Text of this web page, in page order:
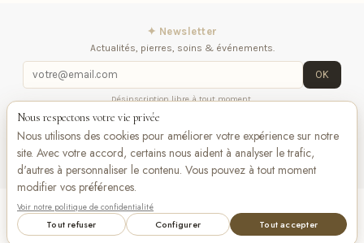
Add to cart
✦ Newsletter
Actualités, pierres, soins & événements.
OK
Désinscription libre à tout moment.
iqitlinksmanager module
nous
VISA
maestro Bancontact
Pay
Nous respectons votre vie privée
Nous utilisons des cookies pour améliorer votre expérience sur notre
site. Avec votre accord, certains nous aident à analyser le trafic,
d'autres à personnaliser le contenu. Vous pouvez à tout moment
modifier vos préférences.
Voir notre politique de confidentialité
Tout refuser Configurer Tout accepter